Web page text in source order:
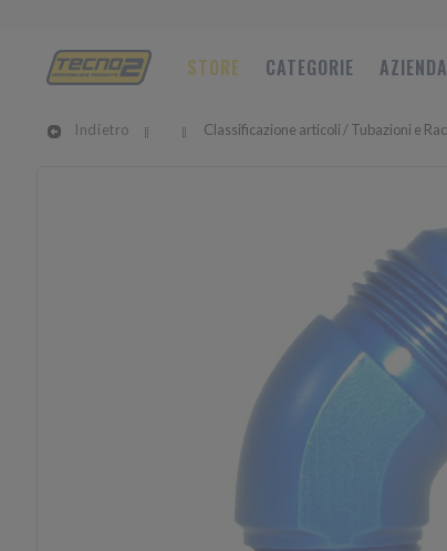
STORE CATEGORIE AZIENDA
Indietro Classificazione articoli / Tubazioni e